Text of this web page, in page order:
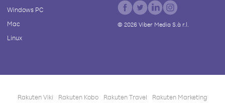
Windows PC
Mac
Linux
© 2026Viber Media S.à r.l.
Rakuten Viki Rakuten Kobo Rakuten Travel Rakuten Marketing